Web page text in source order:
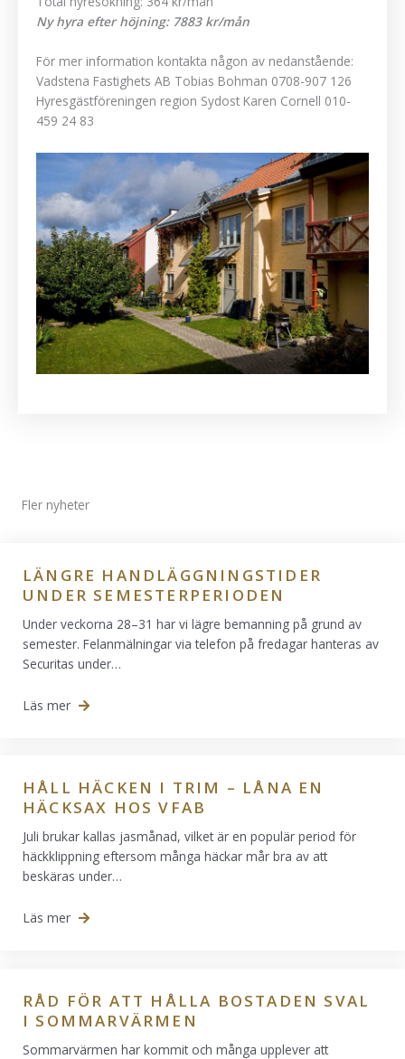
Ny hyra efter höjning: 7883 kr/mån
För mer information kontakta någon av nedanstående:
Vadstena Fastighets AB Tobias Bohman 0708-907 126
Hyresgästföreningen region Sydost Karen Cornell 010-
459 24 83
Fler nyheter
LÄNGRE HANDLÄGGNINGSTIDER
UNDER SEMESTERPERIODEN
Under veckorna 28–31 har vi lägre bemanning på grund av
semester. Felanmälningar via telefon på fredagar hanteras av
Securitas under…
Läs mer
HÅLL HÄCKEN I TRIM – LÅNA EN
HÄCKSAX HOS VFAB
Juli brukar kallas jasmånad, vilket är en populär period för
häckklippning eftersom många häckar mår bra av att
beskäras under…
Läs mer
RÅD FÖR ATT HÅLLA BOSTADEN SVAL
I SOMMARVÄRMEN
Sommarvärmen har kommit och många upplever att